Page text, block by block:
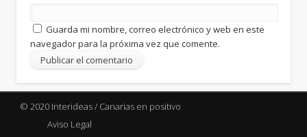
Guarda mi nombre, correo electrónico y web en este
navegador para la próxima vez que comente.
© 2020 Interideas / Canarias en positivo
Aviso Legal